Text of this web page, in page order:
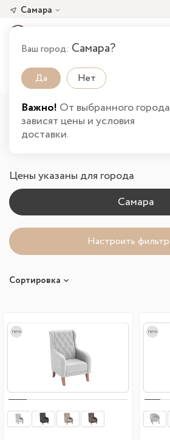
Самара
Ваш город: Самара?
Да Нет
Важно! От выбранного города
зависят цены и условия
доставки.
Главная Каталог товаров Гостиная
Цены указаны для города
Настроить фильтр
Сортировка
new new